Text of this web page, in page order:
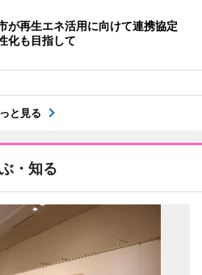
が再生エネ活用に向けて連携協定
化も目指して
と見る
・知る